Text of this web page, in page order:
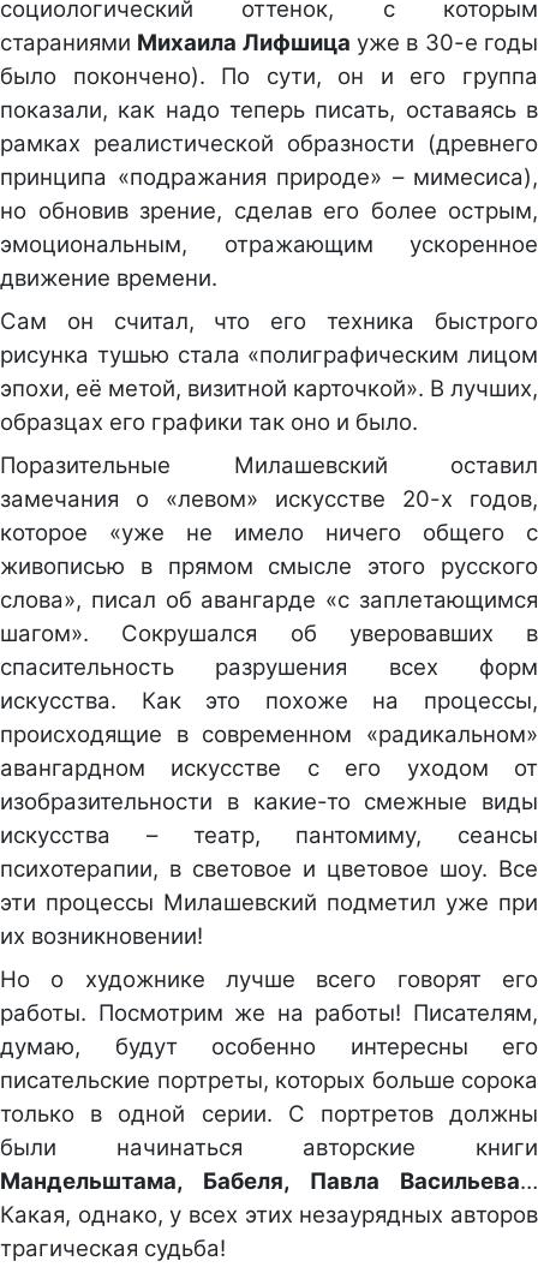
социологический оттенок, с которым
стараниями Михаила Лифшица уже в 30-е годы
было покончено). По сути, он и его группа
показали, как надо теперь писать, оставаясь в
рамках реалистической образности (древнего
принципа «подражания природе» – мимесиса),
но обновив зрение, сделав его более острым,
эмоциональным, отражающим ускоренное
движение времени.
Сам он считал, что его техника быстрого
рисунка тушью стала «полиграфическим лицом
эпохи, её метой, визитной карточкой». В лучших,
образцах его графики так оно и было.
Поразительные Милашевский оставил
замечания о «левом» искусстве 20-х годов,
которое «уже не имело ничего общего с
живописью в прямом смысле этого русского
слова», писал об авангарде «с заплетающимся
шагом». Сокрушался об уверовавших в
спасительность разрушения всех форм
искусства. Как это похоже на процессы,
происходящие в современном «радикальном»
авангардном искусстве с его уходом от
изобразительности в какие-то смежные виды
искусства – театр, пантомиму, сеансы
психотерапии, в световое и цветовое шоу. Все
эти процессы Милашевский подметил уже при
их возникновении!
Но о художнике лучше всего говорят его
работы. Посмотрим же на работы! Писателям,
думаю, будут особенно интересны его
писательские портреты, которых больше сорока
только в одной серии. С портретов должны
были начинаться авторские книги
Мандельштама, Бабеля, Павла Васильева…
Какая, однако, у всех этих незаурядных авторов
трагическая судьба!